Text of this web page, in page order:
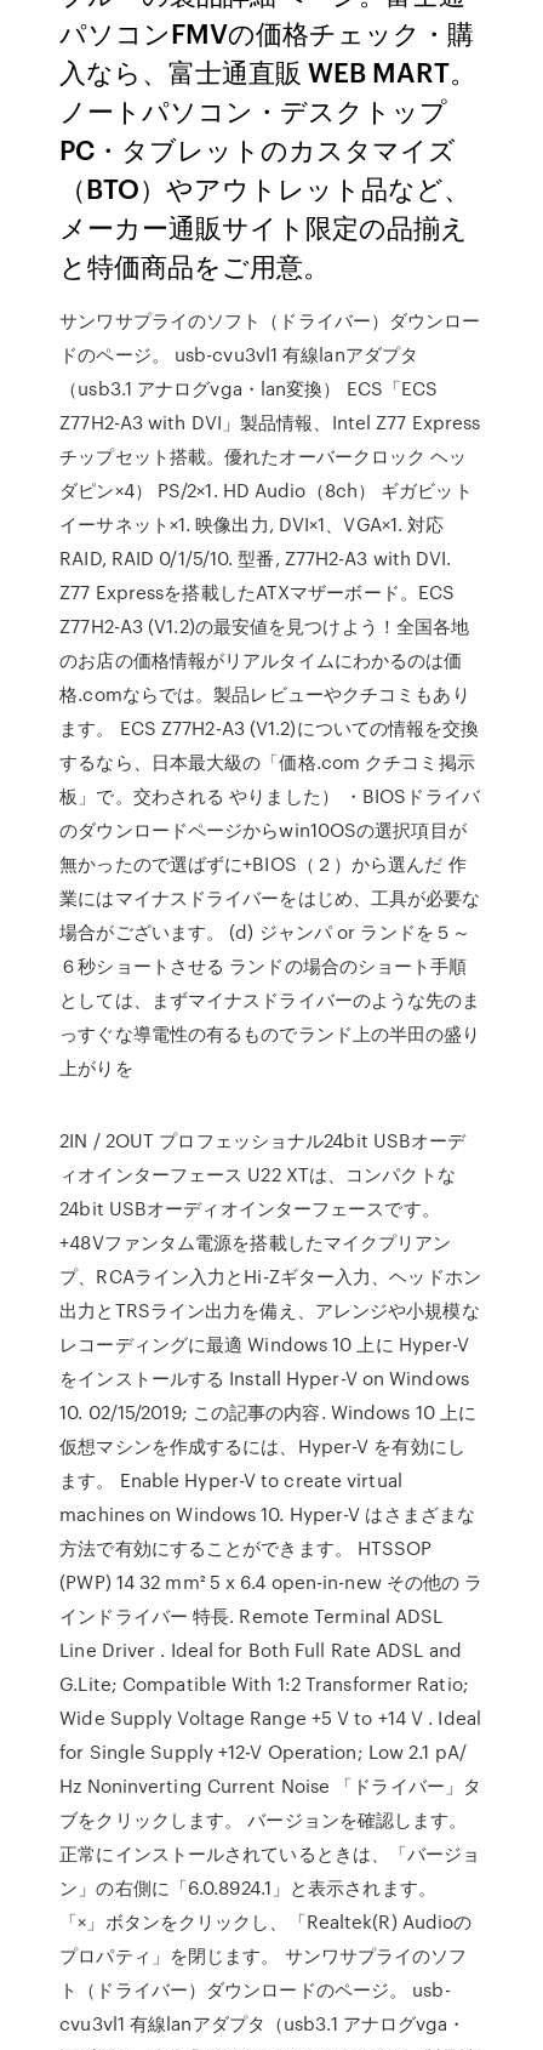
パソコンFMVの価格チェック・購
入なら、富士通直販 WEB MART。
ノートパソコン・デスクトップ
PC・タブレットのカスタマイズ
（BTO）やアウトレット品など、
メーカー通販サイト限定の品揃え
と特価商品をご用意。
サンワサプライのソフト（ドライバー）ダウンロー
ドのページ。 usb-cvu3vl1 有線lanアダプタ
（usb3.1 アナログvga・lan変換） ECS「ECS
Z77H2-A3 with DVI」製品情報、Intel Z77 Express
チップセット搭載。優れたオーバークロック ヘッ
ダピン×4） PS/2×1. HD Audio（8ch） ギガビット
イーサネット×1. 映像出力, DVI×1、VGA×1. 対応
RAID, RAID 0/1/5/10. 型番, Z77H2-A3 with DVI.
Z77 Expressを搭載したATXマザーボード。ECS
Z77H2-A3 (V1.2)の最安値を見つけよう！全国各地
のお店の価格情報がリアルタイムにわかるのは価
格.comならでは。製品レビューやクチコミもあり
ます。 ECS Z77H2-A3 (V1.2)についての情報を交換
するなら、日本最大級の「価格.com クチコミ掲示
板」で。交わされる やりました） ・BIOSドライバ
のダウンロードページからwin10OSの選択項目が
無かったので選ばずに+BIOS（２）から選んだ 作
業にはマイナスドライバーをはじめ、工具が必要な
場合がございます。 (d) ジャンパ or ランドを５～
６秒ショートさせる ランドの場合のショート手順
としては、まずマイナスドライバーのような先のま
っすぐな導電性の有るものでランド上の半田の盛り
上がりを
2IN / 2OUT プロフェッショナル24bit USBオーデ
ィオインターフェース U22 XTは、コンパクトな
24bit USBオーディオインターフェースです。
+48Vファンタム電源を搭載したマイクプリアン
プ、RCAライン入力とHi-Zギター入力、ヘッドホン
出力とTRSライン出力を備え、アレンジや小規模な
レコーディングに最適 Windows 10 上に Hyper-V
をインストールする Install Hyper-V on Windows
10. 02/15/2019; この記事の内容. Windows 10 上に
仮想マシンを作成するには、Hyper-V を有効にし
ます。 Enable Hyper-V to create virtual
machines on Windows 10. Hyper-V はさまざまな
方法で有効にすることができます。 HTSSOP
(PWP) 14 32 mm² 5 x 6.4 open-in-new その他の ラ
インドライバー 特長. Remote Terminal ADSL
Line Driver . Ideal for Both Full Rate ADSL and
G.Lite; Compatible With 1:2 Transformer Ratio;
Wide Supply Voltage Range +5 V to +14 V . Ideal
for Single Supply +12-V Operation; Low 2.1 pA/
Hz Noninverting Current Noise 「ドライバー」タ
ブをクリックします。 バージョンを確認します。
正常にインストールされているときは、「バージョ
ン」の右側に「6.0.8924.1」と表示されます。
「×」ボタンをクリックし、「Realtek(R) Audioの
プロパティ」を閉じます。 サンワサプライのソフ
ト（ドライバー）ダウンロードのページ。 usb-
cvu3vl1 有線lanアダプタ（usb3.1 アナログvga・